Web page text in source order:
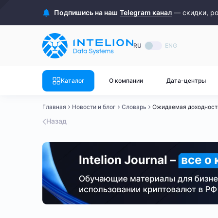
Подпишись на наш Telegram канал — скидки,
RU ENG
Каталог О компании Дата-центры
ASIC майнеры
Bitmain
Innosilicon
Iceriver
Смотреть весь каталог
Готовый
Готовый
Готовый
Готовый
Готовый
Главная Новости и блог Словарь Ожидаемая
Назад